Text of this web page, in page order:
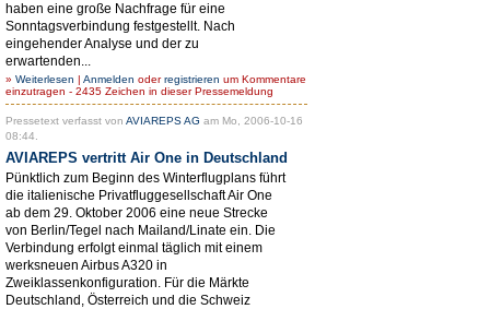
haben eine große Nachfrage für eine
Sonntagsverbindung festgestellt. Nach
eingehender Analyse und der zu
erwartenden...
» Weiterlesen | Anmelden oderregistrieren um Kommentare
einzutragen - 2435 Zeichen in dieser Pressemeldung
Pressetext verfasst von AVIAREPS AG am Mo, 2006-10-16
08:44.
AVIAREPS vertritt Air One in Deutschland
Pünktlich zum Beginn des Winterflugplans führt
die italienische Privatfluggesellschaft Air One
ab dem 29. Oktober 2006 eine neue Strecke
von Berlin/Tegel nach Mailand/Linate ein. Die
Verbindung erfolgt einmal täglich mit einem
werksneuen Airbus A320 in
Zweiklassenkonfiguration. Für die Märkte
Deutschland, Österreich und die Schweiz